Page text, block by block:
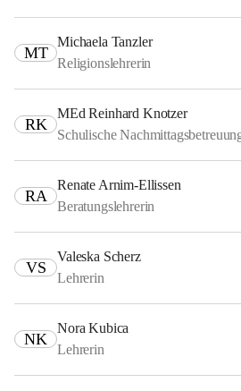
MT
Michaela Tanzler
Religionslehrerin
RK
MEd Reinhard Knotzer
Schulische
RA
Renate Arnim-Ellissen
Beratungslehrerin
VS
Valeska Scherz
Lehrerin
NK
Nora Kubica
Lehrerin